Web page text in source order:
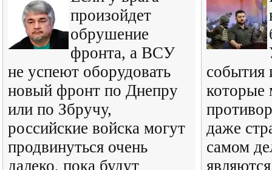
произойдет
обрушение
фронта, а ВСУ
не успеют оборудовать
новый фронт по Днепру
или по Збручу,
российские войска могут
продвинуться очень
далеко, пока будут
события
которые
даже
самом